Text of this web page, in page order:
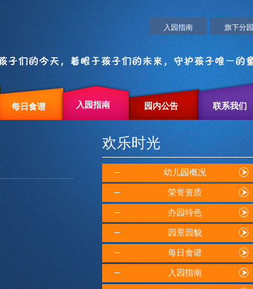
入园指南 旗下分园
每日食谱 入园指南 园内公告 联系我们
欢乐时光
幼儿园概况
荣誉资质
办园特色
园景园貌
每日食谱
入园指南